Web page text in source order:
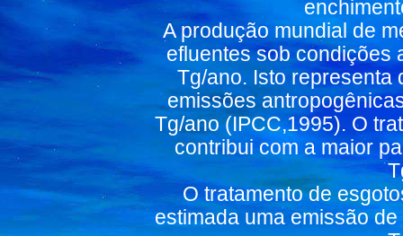
A produção mundial de
efluentes sob condições
Tg/ano. Isto representa
emissões
Tg/ano (IPCC,1995). O
contribui com a maior
O tratamento de
estimada uma emissão